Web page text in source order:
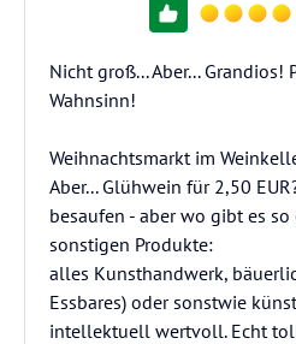
Nicht groß... Aber... Grandios!
Wahnsinn!
Weihnachtsmarkt im
Aber... Glühwein für 2,50
besaufen - aber wo gibt es so
sonstigen Produkte:
alles Kunsthandwerk,
Essbares) oder sonstwie
intellektuell wertvoll. Echt